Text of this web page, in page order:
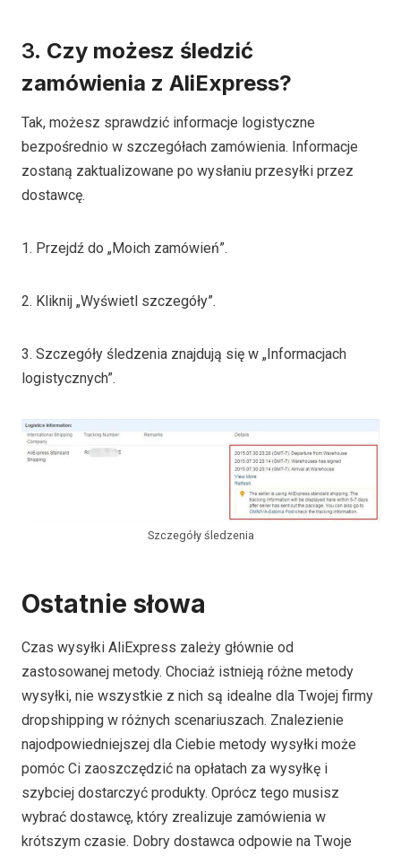
3. Czy możesz śledzić
zamówienia z AliExpress?
Tak, możesz sprawdzić informacje logistyczne
bezpośrednio w szczegółach zamówienia. Informacje
zostaną zaktualizowane po wysłaniu przesyłki przez
dostawcę.
1. Przejdź do „Moich zamówień”.
2. Kliknij „Wyświetl szczegóły”.
3. Szczegóły śledzenia znajdują się w „Informacjach
logistycznych”.
Szczegóły śledzenia
Ostatnie słowa
Czas wysyłki AliExpress zależy głównie od
zastosowanej metody. Chociaż istnieją różne metody
wysyłki, nie wszystkie z nich są idealne dla Twojej firmy
dropshipping w różnych scenariuszach. Znalezienie
najodpowiedniejszej dla Ciebie metody wysyłki może
pomóc Ci zaoszczędzić na opłatach za wysyłkę i
szybciej dostarczyć produkty. Oprócz tego musisz
wybrać dostawcę, który zrealizuje zamówienia w
krótszym czasie. Dobry dostawca odpowie na Twoje